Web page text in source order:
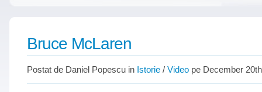
Bruce McLaren
Postat de Daniel Popescu in Istorie / Video pe December